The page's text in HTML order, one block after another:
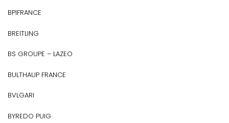
BPIFRANCE
BREITLING
BS GROUPE – LAZEO
BULTHAUP FRANCE
BVLGARI
BYREDO PUIG